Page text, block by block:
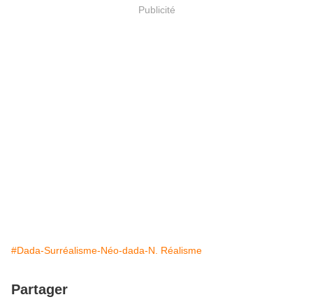
Publicité
#Dada-Surréalisme-Néo-dada-N. Réalisme
Partager